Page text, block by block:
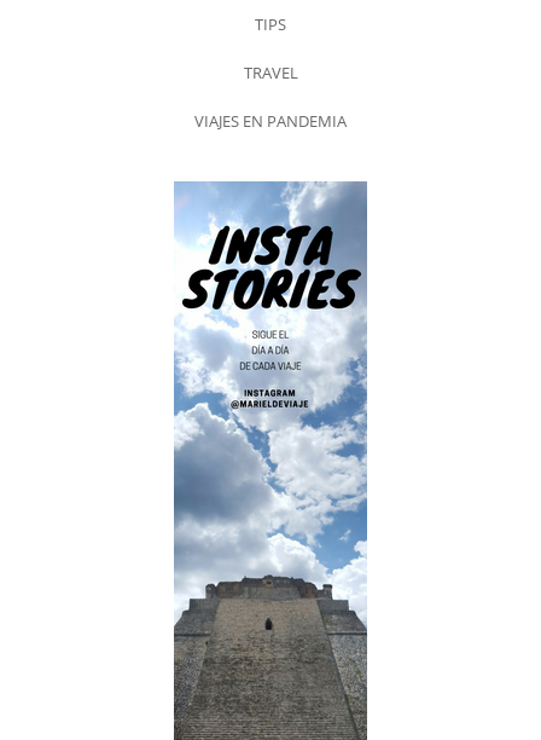
TIPS
TRAVEL
VIAJES EN PANDEMIA